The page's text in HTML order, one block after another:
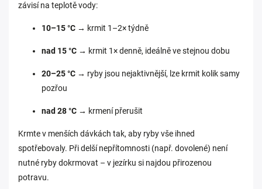
závisí na teplotě vody:
10–15 °C → krmit 1–2× týdně
nad 15 °C → krmit 1× denně, ideálně ve stejnou dobu
20–25 °C → ryby jsou nejaktivnější, lze krmit kolik samy
pozřou
nad 28 °C → krmení přerušit
Krmte v menších dávkách tak, aby ryby vše ihned
spotřebovaly. Při delší nepřítomnosti (např. dovolené) není
nutné ryby dokrmovat – v jezírku si najdou přirozenou
potravu.